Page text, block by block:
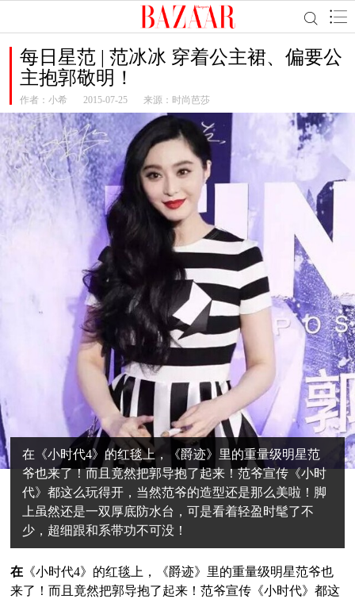
每日星范 | 范冰冰 穿着公主裙、偏要公
主抱郭敬明！
作者： 小希 2015-07-25 来源：时尚芭莎
在《小时代4》的红毯上，《爵迹》里的重量级明星范
爷也来了！而且竟然把郭导抱了起来！范爷宣传《小时
代》都这么玩得开，当然范爷的造型还是那么美啦！脚
上虽然还是一双厚底防水台，可是看着轻盈时髦了不
少，超细跟和系带功不可没！
在 《小时代4》的红毯上，《爵迹》里的重量级明星范爷也
来了！而且竟然把郭导抱了起来！范爷宣传《小时代》都这